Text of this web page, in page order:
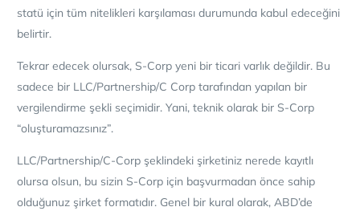
statü için tüm nitelikleri karşılaması durumunda kabul edeceğini
belirtir.
Tekrar edecek olursak, S-Corp yeni bir ticari varlık değildir. Bu
sadece bir LLC/Partnership/C Corp tarafından yapılan bir
vergilendirme şekli seçimidir. Yani, teknik olarak bir S-Corp
“oluşturamazsınız”.
LLC/Partnership/C-Corp şeklindeki şirketiniz nerede kayıtlı
olursa olsun, bu sizin S-Corp için başvurmadan önce sahip
olduğunuz şirket formatıdır. Genel bir kural olarak, ABD’de